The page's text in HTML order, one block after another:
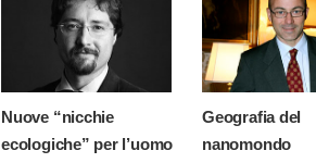
Nuove “nicchie
ecologiche” per l’uomo
Geografia del
nanomondo